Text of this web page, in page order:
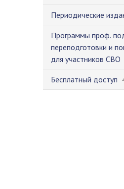
Периодические
Программы проф.
переподготовки и
для участников СВО
Бесплатный доступ